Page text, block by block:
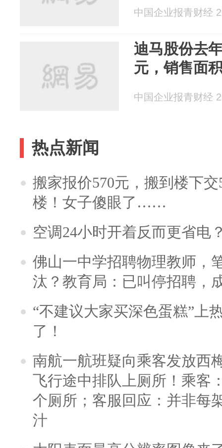
中国企业报青财经
迪马股份去
元，销售面
中国企业报青财经
热点新闻
搬家报价570元，搬到楼下
楼！女子傻眼了……
空调24小时开着反而更省电
佛山一中学招聘物理教师，
汰？教育局：已叫停招聘，
“不建议大家买深色蛋糕”上
了！
南航一航班疑向乘客发放西
飞行途中排队上厕所！乘客
个厕所；客服回应：并非每
汁